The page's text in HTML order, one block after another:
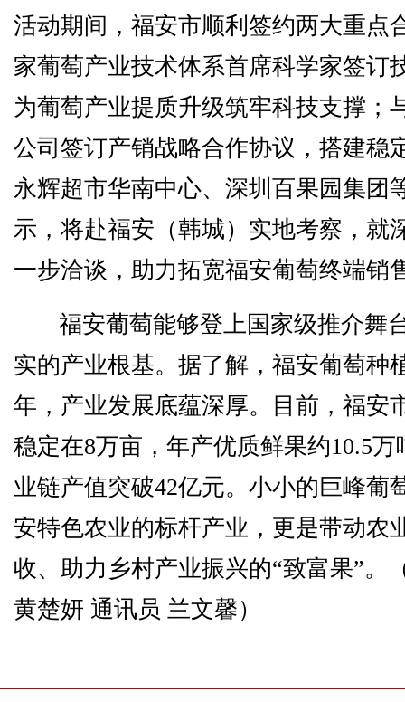
活动期间，福安市顺利签约两大重点
家葡萄产业技术体系首席科学家签订
为葡萄产业提质升级筑牢科技支撑；
公司签订产销战略合作协议，搭建稳
永辉超市华南中心、深圳百果园集团
示，将赴福安（韩城）实地考察，就
一步洽谈，助力拓宽福安葡萄终端销
福安葡萄能够登上国家级推介舞
实的产业根基。据了解，福安葡萄种
年，产业发展底蕴深厚。目前，福安
稳定在8万亩，年产优质鲜果约10.5
业链产值突破42亿元。小小的巨峰葡
安特色农业的标杆产业，更是带动农
收、助力乡村产业振兴的“致富果”。
黄楚妍 通讯员 兰文馨）